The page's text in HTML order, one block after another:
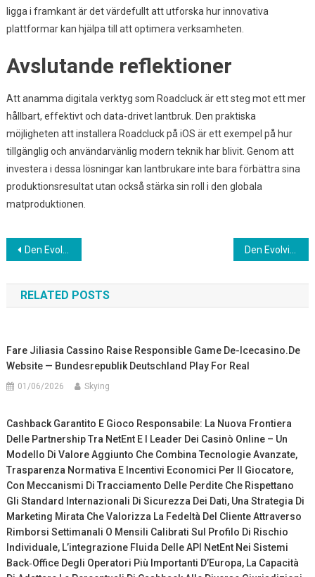
ligga i framkant är det värdefullt att utforska hur innovativa
plattformar kan hjälpa till att optimera verksamheten.
Avslutande reflektioner
Att anamma digitala verktyg som Roadcluck är ett steg mot ett mer
hållbart, effektivt och data-drivet lantbruk. Den praktiska
möjligheten att installera Roadcluck på iOS är ett exempel på hur
tillgänglig och användarvänlig modern teknik har blivit. Genom att
investera i dessa lösningar kan lantbrukare inte bara förbättra sina
produktionsresultat utan också stärka sin roll i den globala
matproduktionen.
Post
navigation
Den Evolving Digitala Spelbranschen: Hur Mobiloptimering Förbättrar Live Casino-upplevelsen
RELATED POSTS
Fare Jiliasia Cassino Raise Responsible Game De-Icecasino.de
Website — Bundesrepublik Deutschland Play For Real
01/06/2026 Skying
Cashback Garantito E Gioco Responsabile: La Nuova Frontiera
Delle Partnership Tra NetEnt E I Leader Dei Casinò Online – Un
Modello Di Valore Aggiunto Che Combina Tecnologie Avanzate,
Trasparenza Normativa E Incentivi Economici Per Il Giocatore,
Con Meccanismi Di Tracciamento Delle Perdite Che Rispettano
Gli Standard Internazionali Di Sicurezza Dei Dati, Una Strategia Di
Marketing Mirata Che Valorizza La Fedeltà Del Cliente Attraverso
Rimborsi Settimanali O Mensili Calibrati Sul Profilo Di Rischio
Individuale, L’integrazione Fluida Delle API NetEnt Nei Sistemi
Back‑office Degli Operatori Più Importanti D’Europa, La Capacità